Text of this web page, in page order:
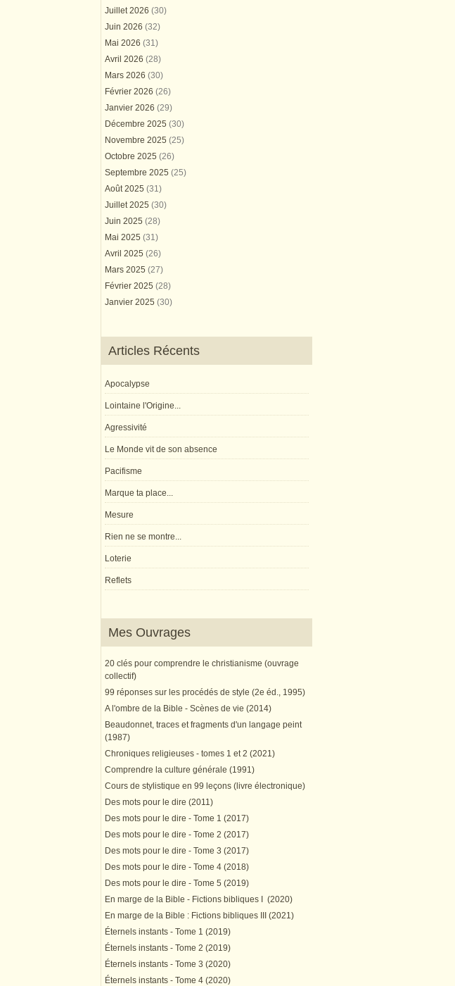
Juillet 2026 (30)
Juin 2026 (32)
Mai 2026 (31)
Avril 2026 (28)
Mars 2026 (30)
Février 2026 (26)
Janvier 2026 (29)
Décembre 2025 (30)
Novembre 2025 (25)
Octobre 2025 (26)
Septembre 2025 (25)
Août 2025 (31)
Juillet 2025 (30)
Juin 2025 (28)
Mai 2025 (31)
Avril 2025 (26)
Mars 2025 (27)
Février 2025 (28)
Janvier 2025 (30)
Articles Récents
Apocalypse
Lointaine l'Origine...
Agressivité
Le Monde vit de son absence
Pacifisme
Marque ta place...
Mesure
Rien ne se montre...
Loterie
Reflets
Mes Ouvrages
20 clés pour comprendre le christianisme (ouvrage
collectif)
99 réponses sur les procédés de style (2e éd., 1995)
A l'ombre de la Bible - Scènes de vie (2014)
Beaudonnet, traces et fragments d'un langage peint
(1987)
Chroniques religieuses - tomes 1 et 2 (2021)
Comprendre la culture générale (1991)
Cours de stylistique en 99 leçons (livre électronique)
Des mots pour le dire (2011)
Des mots pour le dire - Tome 1 (2017)
Des mots pour le dire - Tome 2 (2017)
Des mots pour le dire - Tome 3 (2017)
Des mots pour le dire - Tome 4 (2018)
Des mots pour le dire - Tome 5 (2019)
En marge de la Bible - Fictions bibliques I (2020)
En marge de la Bible : Fictions bibliques III (2021)
Éternels instants - Tome 1 (2019)
Éternels instants - Tome 2 (2019)
Éternels instants - Tome 3 (2020)
Éternels instants - Tome 4 (2020)